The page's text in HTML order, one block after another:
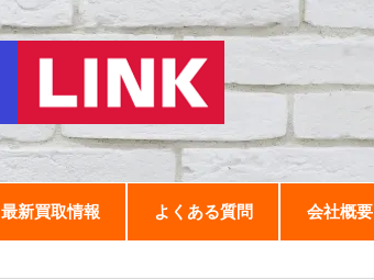
最新買取情報 よくある質問 会社概要